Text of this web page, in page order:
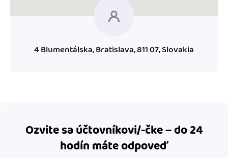
4 Blumentálska, Bratislava, 811 07, Slovakia
Ozvite sa účtovníkovi/-čke – do 24
hodín máte odpoveď